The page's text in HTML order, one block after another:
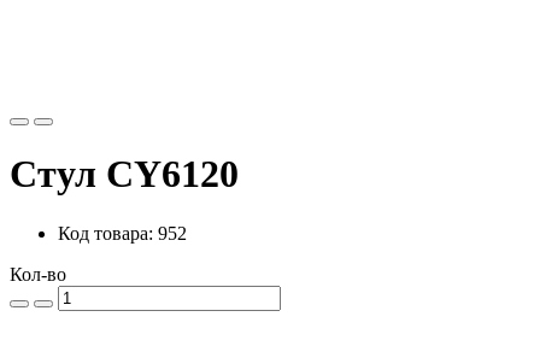
Стул CY6120
Код товара: 952
Кол-во